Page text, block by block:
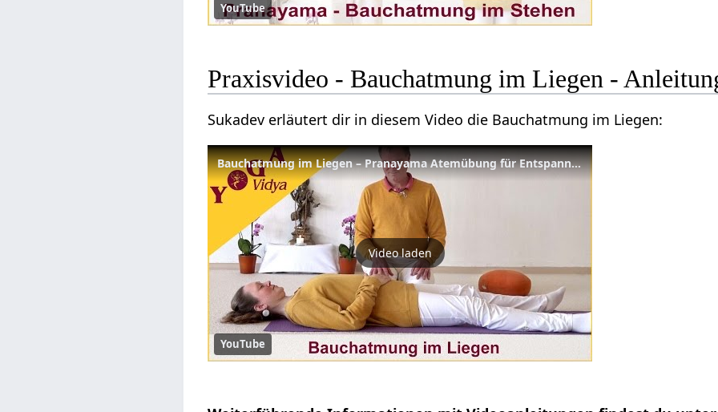
YouTube
Praxisvideo - Bauchatmung im Liegen -
Sukadev erläutert dir in diesem Video die Bauchatmung im Liegen:
Bauchatmung im Liegen – Pranayama Atemübung für Entspannung und Zentrierung
Video laden
YouTube